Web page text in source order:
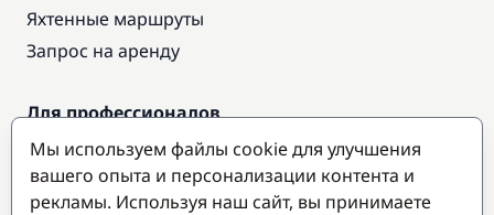
Яхтенные маршруты
Запрос на аренду
Для профессионалов
Доступ про
Стать партнером
Мы используем файлы cookie для улучшения
вашего опыта и персонализации контента и
рекламы. Используя наш сайт, вы принимаете